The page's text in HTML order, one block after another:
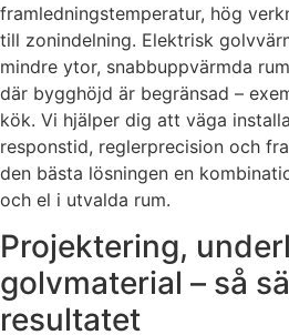
framledningstemperatur, hög
till zonindelning. Elektrisk
mindre ytor, snabbuppvärmda
där bygghöjd är begränsad –
kök. Vi hjälper dig att väga
responstid, reglerprecision och
den bästa lösningen en
och el i utvalda rum.
Projektering,
golvmaterial – så
resultatet